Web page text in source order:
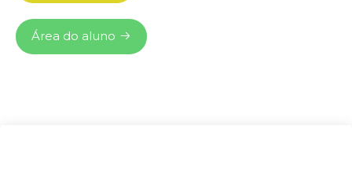
Área do aluno